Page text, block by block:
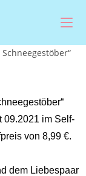
09.2021 im Self-
von 8,99 €.
dem Liebespaar